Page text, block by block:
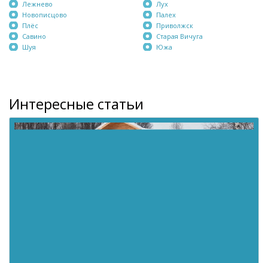
Лежнево
Новописцово
Плёс
Савино
Шуя
Лух
Палех
Приволжск
Старая Вичуга
Южа
Интересные статьи